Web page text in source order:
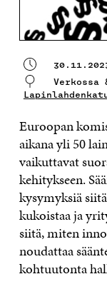
Verkossa
Euroopan
aikana yli 50
vaikuttavat
kehitykseen.
kysymyksiä
kukoistaa ja
siitä, miten
noudattaa
kohtuutonta